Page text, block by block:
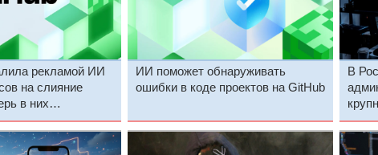
рекламой ИИ
на слияние
в них
от Copilot
ИИ поможет обнаруживать
ошибки в коде проектов на GitHub
В